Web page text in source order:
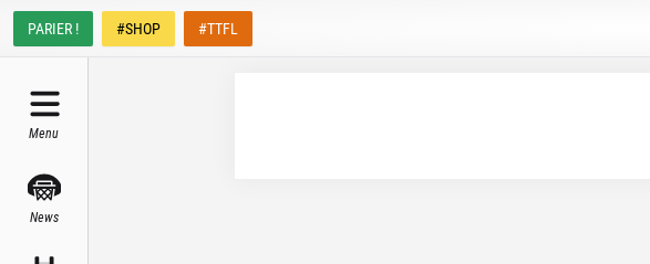
PARIER ! #SHOP #TTFL
Menu
News